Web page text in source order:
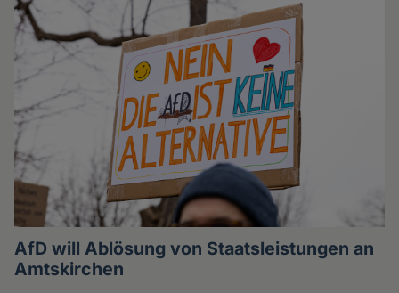
AfD will Ablösung von Staatsleistungen an
Amtskirchen